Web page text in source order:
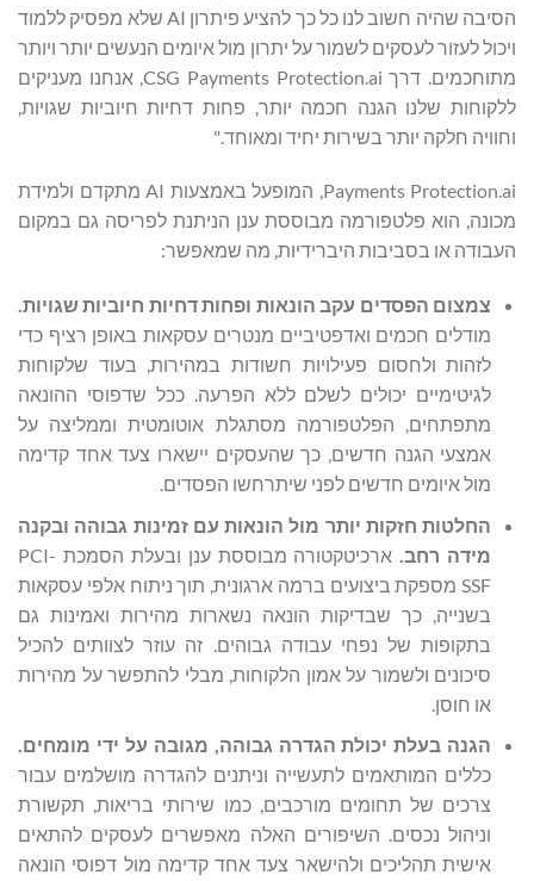
הסיבה שהיה חשוב לנו כל כך להציע פיתרון AI שלא מפסיק ללמוד
ויכול לעזור לעסקים לשמור על יתרון מול איומים הנעשים יותר ויותר
מתוחכמים. דרך CSG Payments Protection.ai, אנחנו מעניקים
ללקוחות שלנו הגנה חכמה יותר, פחות דחיות חיוביות שגויות,
וחוויה חלקה יותר בשירות יחיד ומאוחד."
Payments Protection.ai, המופעל באמצעות AI מתקדם ולמידת
מכונה, הוא פלטפורמה מבוססת ענן הניתנת לפריסה גם במקום
העבודה או בסביבות היברידיות, מה שמאפשר:
צמצום הפסדים עקב הונאות ופחות דחיות חיוביות שגויות.
מודלים חכמים ואדפטיביים מנטרים עסקאות באופן רציף כדי
לזהות ולחסום פעילויות חשודות במהירות, בעוד שלקוחות
לגיטימיים יכולים לשלם ללא הפרעה. ככל שדפוסי ההונאה
מתפתחים, הפלטפורמה מסתגלת אוטומטית וממליצה על
אמצעי הגנה חדשים, כך שהעסקים יישארו צעד אחד קדימה
מול איומים חדשים לפני שיתרחשו הפסדים.
החלטות חזקות יותר מול הונאות עם זמינות גבוהה ובקנה
מידה רחב.
ארכיטקטורה מבוססת ענן ובעלת הסמכת PCI-
SSF מספקת ביצועים ברמה ארגונית, תוך ניתוח אלפי עסקאות
בשנייה, כך שבדיקות הונאה נשארות מהירות ואמינות גם
בתקופות של נפחי עבודה גבוהים. זה עוזר לצוותים להכיל
סיכונים ולשמור על אמון הלקוחות, מבלי להתפשר על מהירות
או חוסן.
הגנה בעלת יכולת הגדרה גבוהה, מגובה על ידי מומחים.
כללים המותאמים לתעשייה וניתנים להגדרה מושלמים עבור
צרכים של תחומים מורכבים, כמו שירותי בריאות, תקשורת
וניהול נכסים. השיפורים האלה מאפשרים לעסקים להתאים
אישית תהליכים ולהישאר צעד אחד קדימה מול דפוסי הונאה